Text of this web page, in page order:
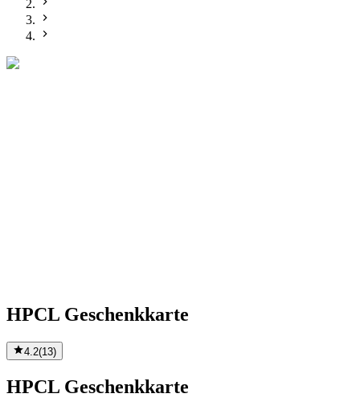
HPCL Geschenkkarte
4.2(13)
HPCL Geschenkkarte